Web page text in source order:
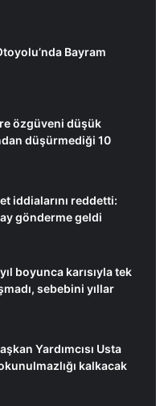
Bayram
özgüveni düşük
düşürmediği 10
iddialarını reddetti:
gönderme geldi
boyunca karısıyla tek
sebebini yıllar
Yardımcısı Usta
kalkacak